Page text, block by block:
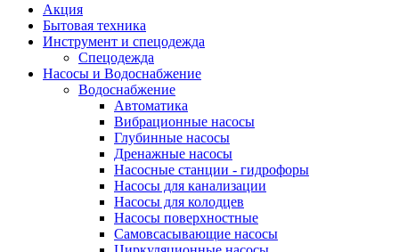
Акция
Бытовая техника
Инструмент и спецодежда
Спецодежда
Насосы и Водоснабжение
Водоснабжение
Автоматика
Вибрационные насосы
Глубинные насосы
Дренажные насосы
Насосные станции - гидрофоры
Насосы для канализации
Насосы для колодцев
Насосы поверхностные
Самовсасывающие насосы